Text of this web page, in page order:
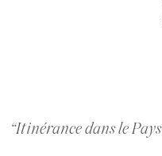
“Itinérance dans le